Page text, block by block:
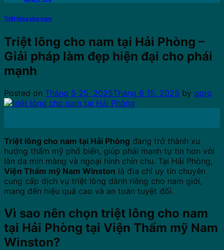
Triệt lông cho nam
Triệt lông cho nam tại Hải Phòng –
Giải pháp làm đẹp hiện đại cho phái
mạnh
Posted on Tháng 5 25, 2025Tháng 6 15, 2025 by qpro
Triệt lông cho nam tại Hải Phòng đang trở thành xu
hướng thẩm mỹ phổ biến, giúp phái mạnh tự tin hơn với
làn da mịn màng và ngoại hình chỉn chu. Tại Hải Phòng,
Viện Thẩm mỹ Nam Winston là địa chỉ uy tín chuyên
cung cấp dịch vụ triệt lông dành riêng cho nam giới,
mang đến hiệu quả cao và an toàn tuyệt đối.
Vì sao nên chọn triệt lông cho nam
tại Hải Phòng tại Viện Thẩm mỹ Nam
Winston?